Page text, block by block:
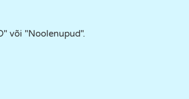
või "Noolenupud".